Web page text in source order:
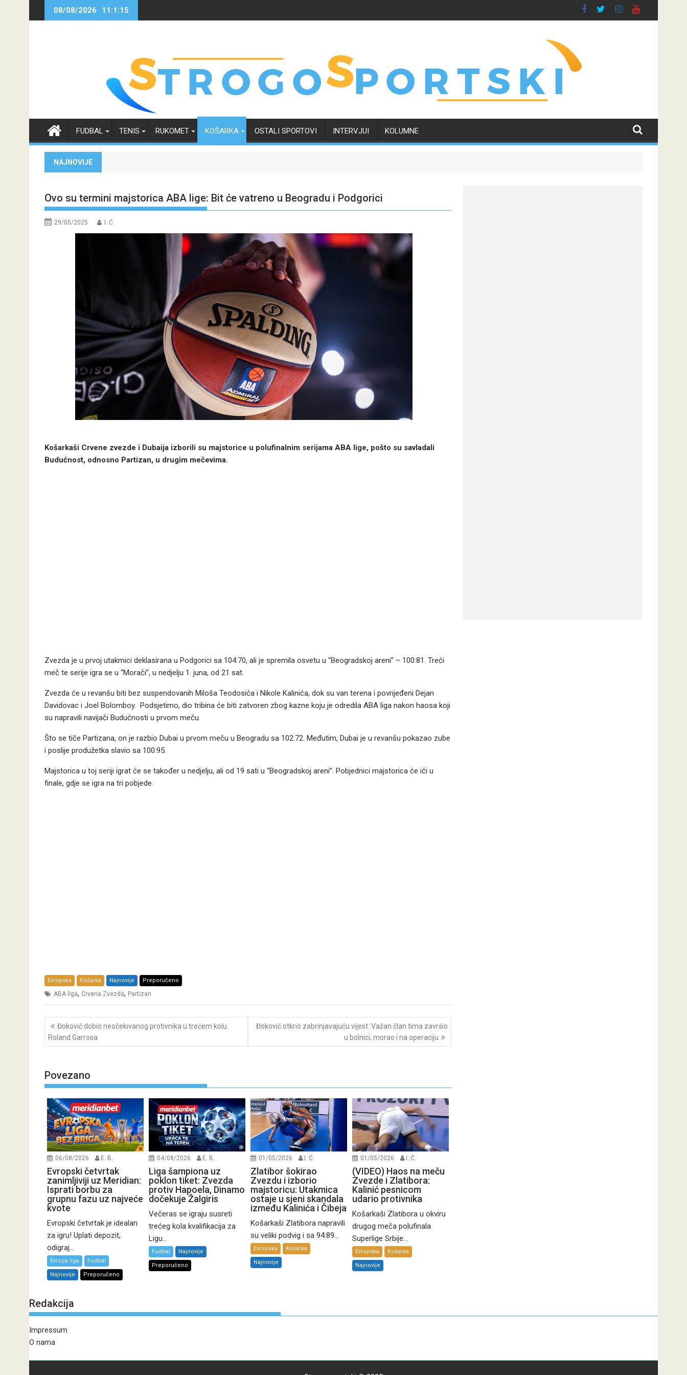
08/08/2026 11:1:16
FUDBAL TENIS RUKOMET KOŠARKA OSTALI SPORTOVI INTERVJUI KOLUMNE
NAJNOVIJE
Ovo su termini majstorica ABA lige: Bit će vatreno u Beogradu i Podgorici
29/05/2025 I. Ć.
Košarkaši Crvene zvezde i Dubaija izborili su majstorice u polufinalnim serijama ABA lige, pošto su savladali
Budućnost, odnosno Partizan, u drugim mečevima.
Zvezda je u prvoj utakmici deklasirana u Podgorici sa 104:70, ali je spremila osvetu u “Beogradskoj areni” – 100:81. Treći
meč te serije igra se u “Morači”, u nedjelju 1. juna, od 21 sat.
Zvezda će u revanšu biti bez suspendovanih Miloša Teodosića i Nikole Kalinića, dok su van terena i povrijeđeni Dejan
Davidovac i Joel Bolomboy. Podsjetimo, dio tribina će biti zatvoren zbog kazne koju je odredila ABA liga nakon haosa koji
su napravili navijači Budućnosti u prvom meču.
Što se tiče Partizana, on je razbio Dubai u prvom meču u Beogradu sa 102:72. Međutim, Dubai je u revanšu pokazao zube
i poslije produžetka slavio sa 100:95.
Majstorica u toj seriji igrat će se također u nedjelju, ali od 19 sati u “Beogradskoj areni”. Pobjednici majstorica će ići u
finale, gdje se igra na tri pobjede.
Evropska Košarka Najnovije Preporučeno
ABA liga, Crvena Zvezda, Partizan
Post
navigation
Đoković dobio neočekivanog protivnika u trećem kolu
Roland Garrosa
Đoković otkrio zabrinjavajuću vijest: Važan član tima završio
u bolnici, morao i na operaciju
Povezano
06/08/2026 E. B.
Evropski četvrtak
zanimljiviji uz Meridian:
Isprati borbu za
grupnu fazu uz najveće
kvote
Evropski četvrtak je idealan
za igru! Uplati depozit,
odigraj...
Evropa liga Fudbal
Najnovije Preporučeno
04/08/2026 E. B.
Liga šampiona uz
poklon tiket: Zvezda
protiv Hapoela, Dinamo
dočekuje Žalgiris
Večeras se igraju susreti
trećeg kola kvalifikacija za
Ligu...
Fudbal Najnovije
Preporučeno
01/05/2026 I. Ć.
Zlatibor šokirao
Zvezdu i izborio
majstoricu: Utakmica
ostaje u sjeni skandala
između Kalinića i Čibeja
Košarkaši Zlatibora napravili
su veliki podvig i sa 94:89...
Evropska Košarka
Najnovije
01/05/2026 I. Ć.
(VIDEO) Haos na meču
Zvezde i Zlatibora:
Kalinić pesnicom
udario protivnika
Košarkaši Zlatibora u okviru
drugog meča polufinala
Superlige Srbije...
Evropska Košarka
Najnovije
Redakcija
Impressum
O nama